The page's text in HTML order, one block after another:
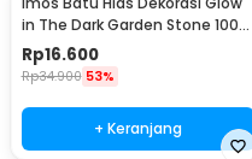
in The Dark Garden Stone 100
PCS - HC0043
Rp16.600
Rp34.900 53%
+ Keranjang